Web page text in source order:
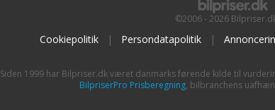
©2006 - 2026
Cookiepolitik | Persondatapolitik |
Siden 1999 har Bilpriser.dk været danmarks førende kilde til
BilpriserPro Prisberegning, bilbranchens